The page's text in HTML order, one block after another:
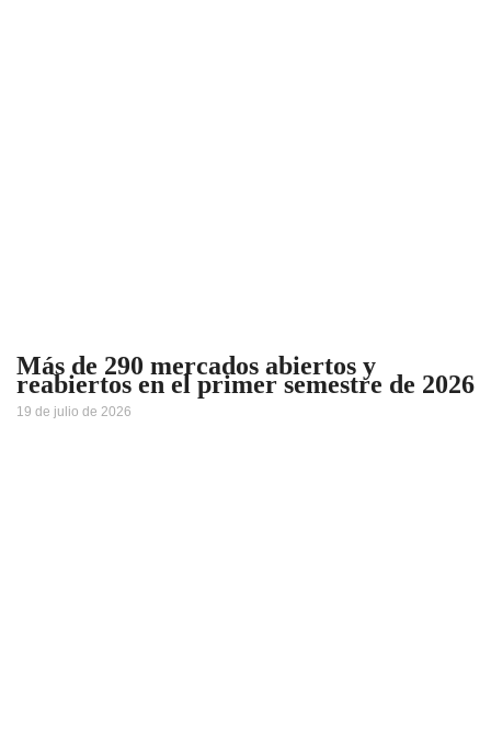
Más de 290 mercados abiertos y
reabiertos en el primer semestre de 2026
19 de julio de 2026